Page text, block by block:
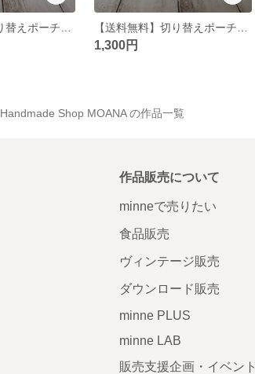
1,300円
Handmade Shop MOANA の作品一覧
作品販売について
minneで売りたい
食品販売
ヴィンテージ販売
ダウンロード販売
minne PLUS
minne LAB
販売支援企画・イベント